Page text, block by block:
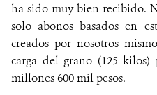
ha sido muy bien recibido.
solo abonos basados en
creados por nosotros
carga del grano (125 kilos)
millones 600 mil pesos.